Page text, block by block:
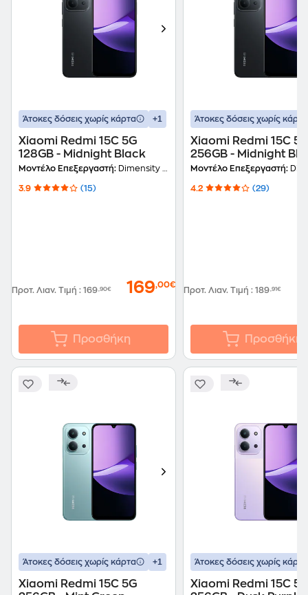
Άτοκες δόσεις χωρίς κάρτα +1
Xiaomi Redmi 15C 5G
128GB - Midnight Black
Μοντέλο Επεξεργαστή: Dimensity 6300 (6nm)
3.9 (15)
Προτ. Λιαν. Τιμή : 169,90€ 169,00€
Προσθήκη
Άτοκες δόσεις χωρίς κάρτα
Xiaomi Redmi 15C 5G
256GB - Midnight
Μοντέλο Επεξεργαστή:
4.2 (29)
Προτ. Λιαν. Τιμή : 189,91€
Προσθήκη
Άτοκες δόσεις χωρίς κάρτα +1
Xiaomi Redmi 15C 5G
Άτοκες δόσεις χωρίς κάρτα
Xiaomi Redmi 15C 5G